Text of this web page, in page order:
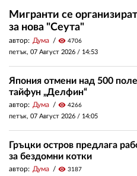
Мигранти се
за нова "Сеута"
автор: Дума visibility 4706
петък, 07 Август 2026 / 14:53
Япония отмени над 500
тайфун „Делфин“
автор: Дума visibility 4266
петък, 07 Август 2026 / 14:05
Гръцки остров предлага
за бездомни котки
автор: Дума visibility 3187